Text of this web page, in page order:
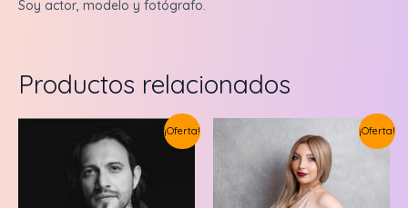
Soy actor, modelo y fotógrafo.
Productos relacionados
¡Oferta! ¡Oferta!